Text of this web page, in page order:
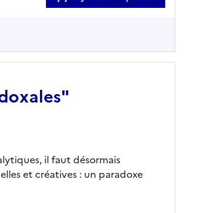
il faut désormais
et créatives : un paradoxe